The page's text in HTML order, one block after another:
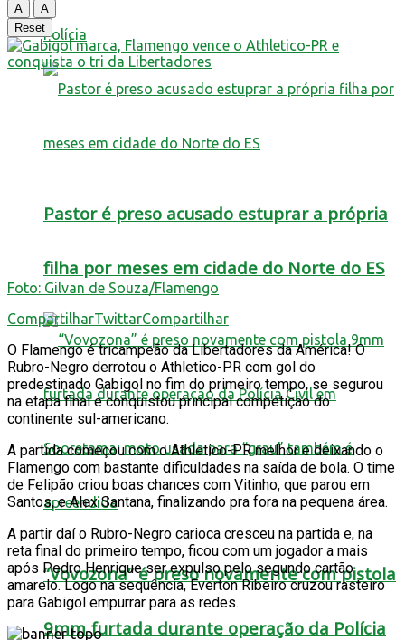
Polícia
Pastor é preso acusado estuprar a própria
filha por meses em cidade do Norte do ES
“Vovozona” é preso novamente com pistola
9mm furtada durante operação da Polícia
A
A
Reset
Foto: Gilvan de Souza/Flamengo
CompartilharTwittarCompartilhar
O Flamengo é tricampeão da Libertadores da América! O
Rubro-Negro derrotou o Athletico-PR com gol do
predestinado Gabigol no fim do primeiro tempo, se segurou
na etapa final e conquistou principal competição do
continente sul-americano.
A partida começou com o Athletico-PR melhor e deixando o
Flamengo com bastante dificuldades na saída de bola. O time
de Felipão criou boas chances com Vitinho, que parou em
Santos, e Alex Santana, finalizando pra fora na pequena área.
A partir daí o Rubro-Negro carioca cresceu na partida e, na
reta final do primeiro tempo, ficou com um jogador a mais
após Pedro Henrique ser expulso pelo segundo cartão
amarelo. Logo na sequência, Everton Ribeiro cruzou rasteiro
para Gabigol empurrar para as redes.